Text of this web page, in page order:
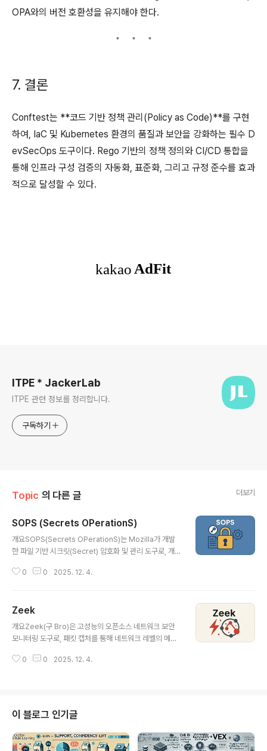
OPA와의 버전 호환성을 유지해야 한다.
7. 결론
Conftest는 **코드 기반 정책 관리(Policy as Code)**를 구현
하여, IaC 및 Kubernetes 환경의 품질과 보안을 강화하는 필수 D
evSecOps 도구이다. Rego 기반의 정책 정의와 CI/CD 통합을
통해 인프라 구성 검증의 자동화, 표준화, 그리고 규정 준수를 효과
적으로 달성할 수 있다.
ITPE * JackerLab
ITPE 관련 정보를 정리합니다.
구독하기
Topic 의 다른 글 더보기
SOPS (Secrets OPerationS)
개요SOPS(Secrets OPerationS)는 Mozilla가 개발
한 파일 기반 시크릿(Secret) 암호화 및 관리 도구로, 개발
터를 안전하게 저장하고 버전 관리 시스템(Git 등)에 보관
를 동시에 구현할 수 있다.1. 개념 및 정의SOPS는 평문으
로 노출되기 쉬운 비밀번호, API 키, 인증서 등의 **민감
데이터(Secrets)**를 암호화된 형태로 관리하며, 사용
에 전달한다.즉, Git 저장소에 보안을 유지하면서도 DevO
0 0 2025. 12. 4.
Zeek
개요Zeek(구 Bro)은 고성능의 오픈소스 네트워크 보안
모니터링 도구로, 패킷 캡처를 통해 네트워크 레벨의 메타
시스템)로도 활용 가능하며, 트래픽 기반 이상 탐지, 포렌
석하여 세션 단위의 이벤트 기반 로그를 생성하는 네트워
크 모니터링 프레임워크목적실시간 및 사후 네트워크 위협
탐지와 가시성 확보필요성기존 시그니처 기반 IDS의 한계
보완 및 고급 보안 분석 수요 대응Zeek은 보안 운영뿐 아
0 0 2025. 12. 4.
이 블로그 인기글